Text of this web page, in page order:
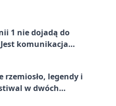
1 nie dojadą do
komunikacja
rzemiosło, legendy i
w dwóch